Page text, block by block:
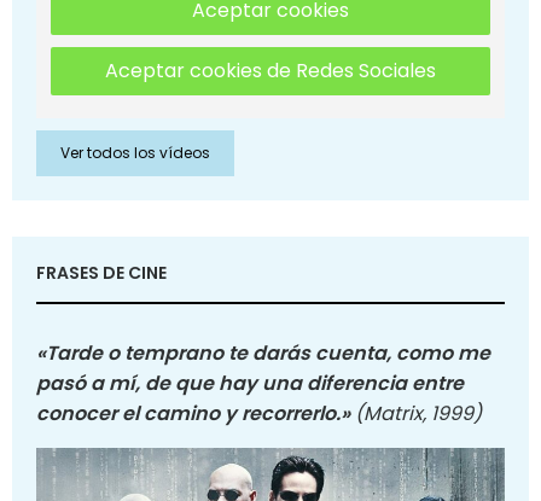
Aceptar cookies
Aceptar cookies de Redes Sociales
Ver todos los vídeos
FRASES DE CINE
«Tarde o temprano te darás cuenta, como me
pasó a mí, de que hay una diferencia entre
conocer el camino y recorrerlo.» (Matrix, 1999)